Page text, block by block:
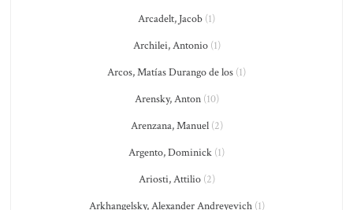
Arcadelt, Jacob (1)
Archilei, Antonio(1)
Arcos, Matías Durango de los (1)
Arensky, Anton(10)
Arenzana, Manuel(2)
Argento, Dominick (1)
Ariosti, Attilio(2)
Arkhangelsky, Alexander Andreyevich(1)